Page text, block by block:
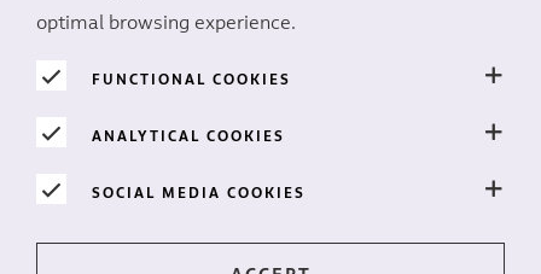
optimal browsing experience.
FUNCTIONAL COOKIES
ANALYTICAL COOKIES
SOCIAL MEDIA COOKIES